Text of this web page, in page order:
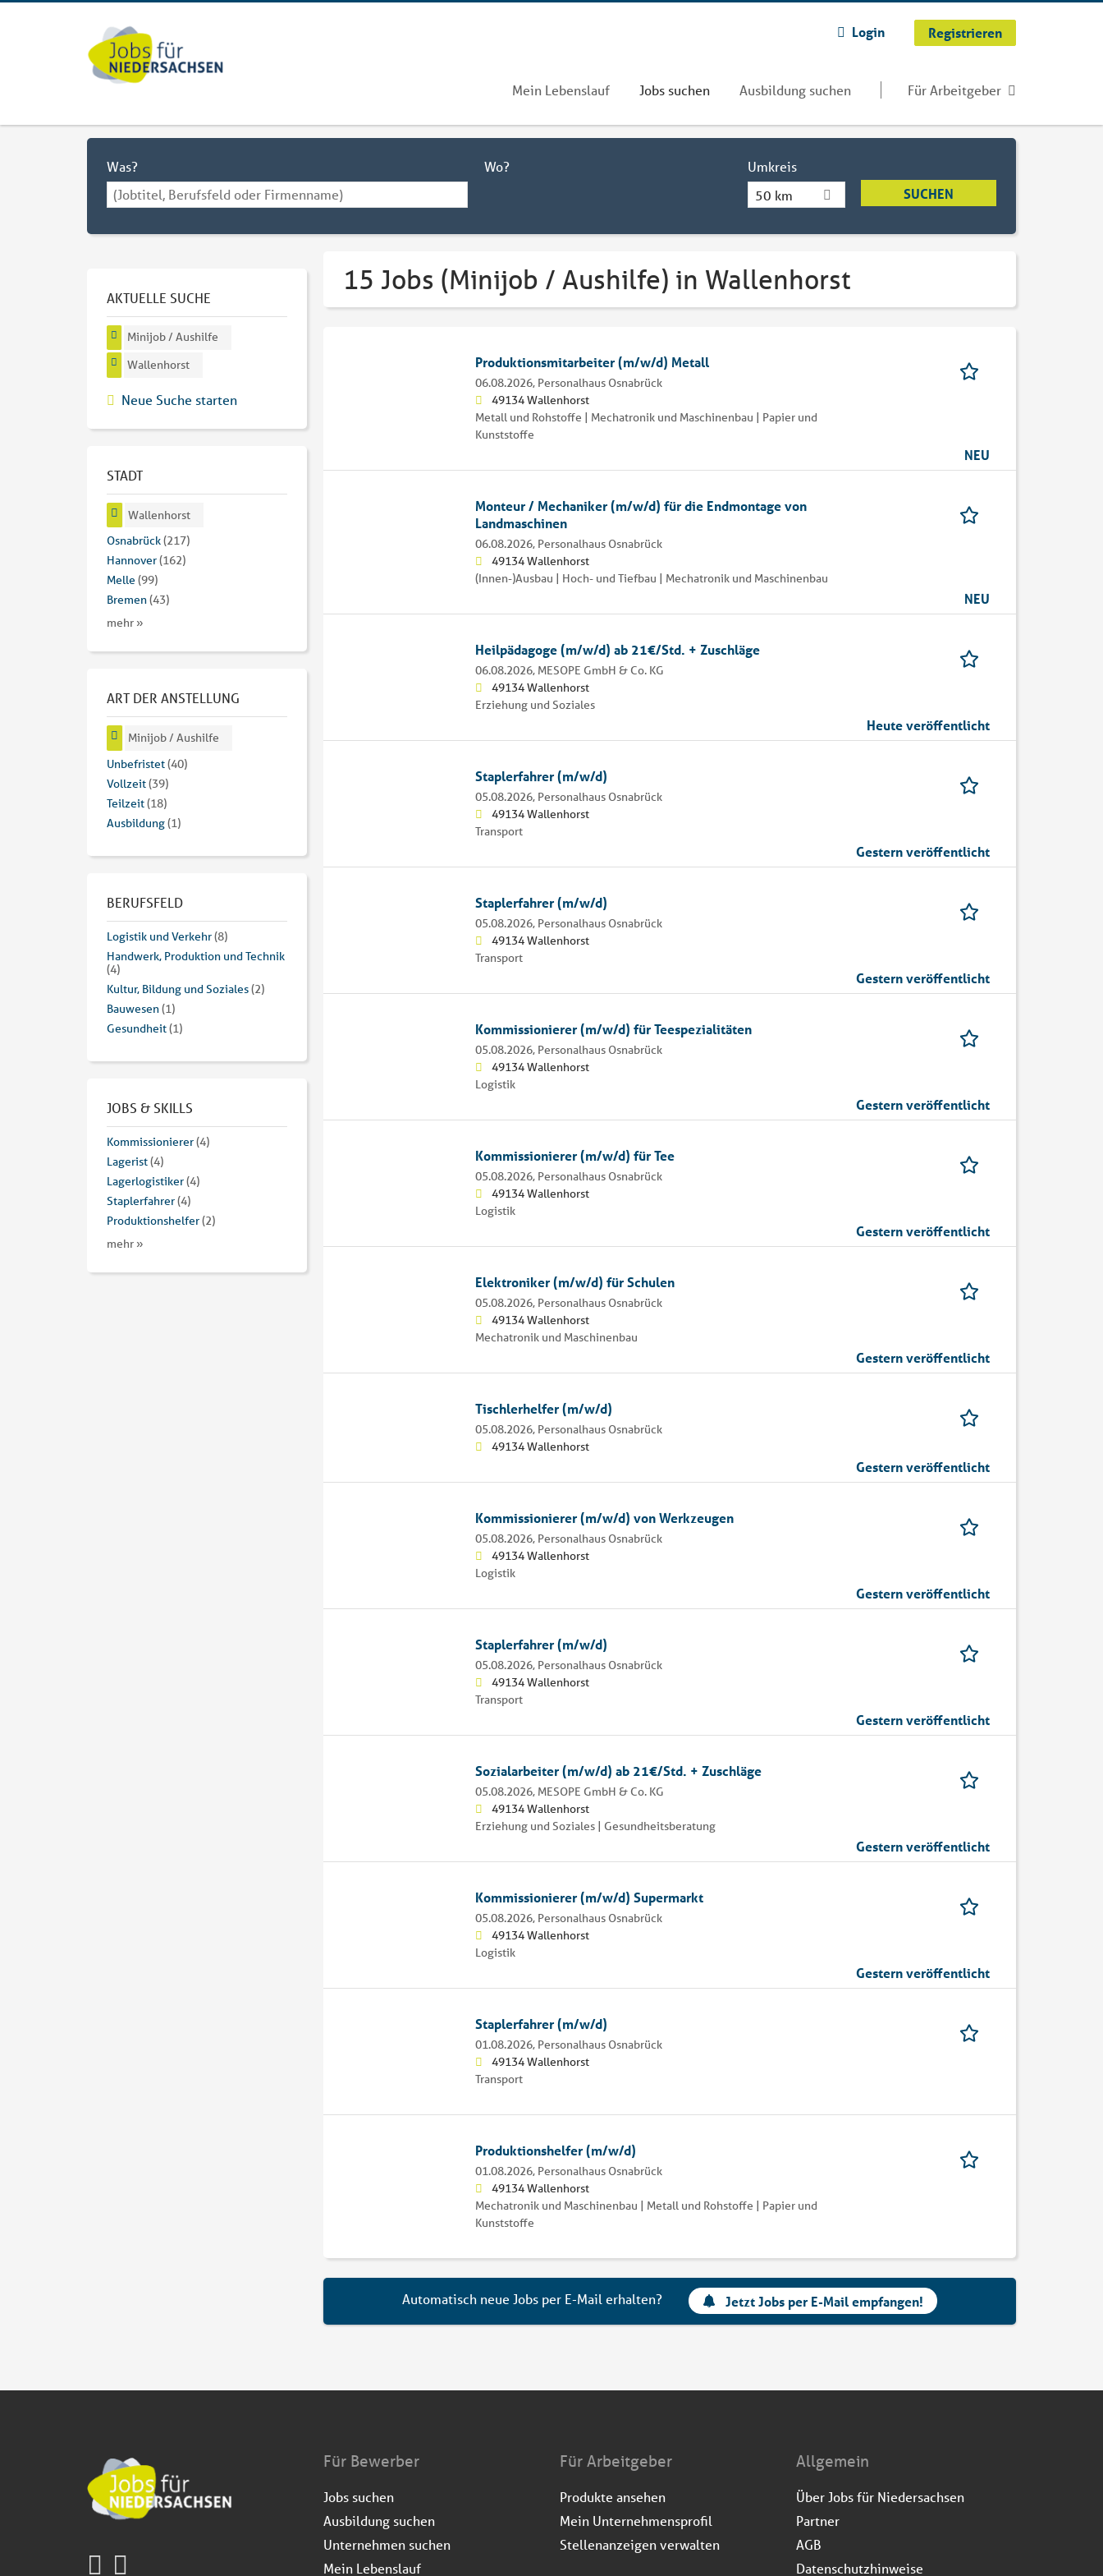
Login Registrieren
Mein Lebenslauf Jobs suchen Ausbildung suchen Für Arbeitgeber
Was? Wo?
Umkreis
50 km
15 Jobs (Minijob / Aushilfe) in Wallenhorst
Produktionsmitarbeiter (m/w/d) Metall
06.08.2026, Personalhaus Osnabrück
49134 Wallenhorst
Metall und Rohstoffe | Mechatronik und Maschinenbau | Papier und
Kunststoffe
NEU
Monteur / Mechaniker (m/w/d) für die Endmontage von
Landmaschinen
06.08.2026, Personalhaus Osnabrück
49134 Wallenhorst
(Innen-)Ausbau | Hoch- und Tiefbau | Mechatronik und Maschinenbau
NEU
Heilpädagoge (m/w/d) ab 21€/Std. + Zuschläge
06.08.2026, MESOPE GmbH & Co. KG
49134 Wallenhorst
Erziehung und Soziales
Heute veröffentlicht
Staplerfahrer (m/w/d)
05.08.2026, Personalhaus Osnabrück
49134 Wallenhorst
Transport
Gestern veröffentlicht
Staplerfahrer (m/w/d)
05.08.2026, Personalhaus Osnabrück
49134 Wallenhorst
Transport
Gestern veröffentlicht
Kommissionierer (m/w/d) für Teespezialitäten
05.08.2026, Personalhaus Osnabrück
49134 Wallenhorst
Logistik
Gestern veröffentlicht
Kommissionierer (m/w/d) für Tee
05.08.2026, Personalhaus Osnabrück
49134 Wallenhorst
Logistik
Gestern veröffentlicht
Elektroniker (m/w/d) für Schulen
05.08.2026, Personalhaus Osnabrück
49134 Wallenhorst
Mechatronik und Maschinenbau
Gestern veröffentlicht
Tischlerhelfer (m/w/d)
05.08.2026, Personalhaus Osnabrück
49134 Wallenhorst
Gestern veröffentlicht
Kommissionierer (m/w/d) von Werkzeugen
05.08.2026, Personalhaus Osnabrück
49134 Wallenhorst
Logistik
Gestern veröffentlicht
Staplerfahrer (m/w/d)
05.08.2026, Personalhaus Osnabrück
49134 Wallenhorst
Transport
Gestern veröffentlicht
Sozialarbeiter (m/w/d) ab 21€/Std. + Zuschläge
05.08.2026, MESOPE GmbH & Co. KG
49134 Wallenhorst
Erziehung und Soziales | Gesundheitsberatung
Gestern veröffentlicht
Kommissionierer (m/w/d) Supermarkt
05.08.2026, Personalhaus Osnabrück
49134 Wallenhorst
Logistik
Gestern veröffentlicht
Staplerfahrer (m/w/d)
01.08.2026, Personalhaus Osnabrück
49134 Wallenhorst
Transport
Produktionshelfer (m/w/d)
01.08.2026, Personalhaus Osnabrück
49134 Wallenhorst
Mechatronik und Maschinenbau | Metall und Rohstoffe | Papier und
Kunststoffe
Automatisch neue Jobs per E-Mail erhalten? Jetzt Jobs per E-Mail empfangen!
AKTUELLE SUCHE
Minijob / Aushilfe
Wallenhorst
Neue Suche starten
STADT
Wallenhorst
Osnabrück(217)
Hannover(162)
Melle (99)
Bremen(43)
mehr »
ART DER ANSTELLUNG
Minijob / Aushilfe
Unbefristet(40)
Vollzeit(39)
Teilzeit(18)
Ausbildung(1)
BERUFSFELD
Logistik und Verkehr(8)
Handwerk, Produktion und Technik
(4)
Kultur, Bildung und Soziales(2)
Bauwesen(1)
Gesundheit(1)
JOBS & SKILLS
Kommissionierer(4)
Lagerist(4)
Lagerlogistiker(4)
Staplerfahrer(4)
Produktionshelfer(2)
mehr »
Für Bewerber
Jobs suchen
Ausbildung suchen
Unternehmen suchen
Mein Lebenslauf
Für Arbeitgeber
Produkte ansehen
Mein Unternehmensprofil
Stellenanzeigen verwalten
Allgemein
Über Jobs für Niedersachsen
Partner
AGB
Datenschutzhinweise